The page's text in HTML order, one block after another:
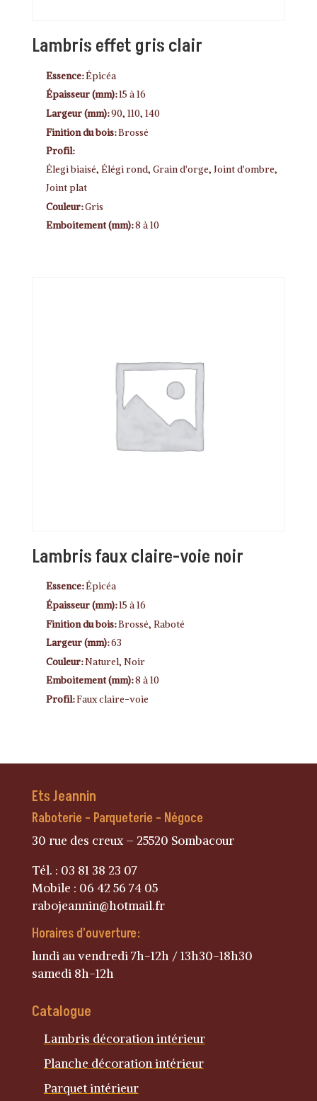
Lambris effet gris clair
Essence:Épicéa
Épaisseur (mm):15 à 16
Largeur (mm):90, 110, 140
Finition du bois:Brossé
Profil:
Élegi biaisé, Élégi rond, Grain d'orge, Joint d'ombre,
Joint plat
Couleur:Gris
Emboitement (mm):8 à 10
Lambris faux claire-voie noir
Essence:Épicéa
Épaisseur (mm):15 à 16
Finition du bois:Brossé, Raboté
Largeur (mm):63
Couleur:Naturel, Noir
Emboitement (mm):8 à 10
Profil:Faux claire-voie
Ets Jeannin
Raboterie – Parqueterie – Négoce
30 rue des creux – 25520 Sombacour
Tél. : 03 81 38 23 07
Mobile : 06 42 56 74 05
rabojeannin@hotmail.fr
Horaires d’ouverture:
lundi au vendredi 7h-12h / 13h30-18h30
samedi 8h-12h
Catalogue
Lambris décoration intérieur
Planche décoration intérieur
Parquet intérieur